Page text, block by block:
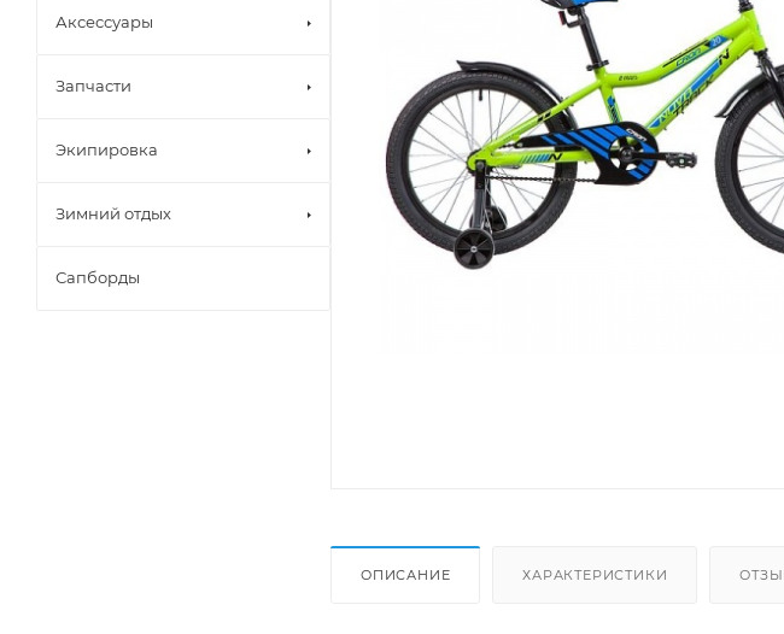
ОПИСАНИЕ ХАРАКТЕРИСТИКИ
Аксессуары
Запчасти
Экипировка
Зимний отдых
Сапборды